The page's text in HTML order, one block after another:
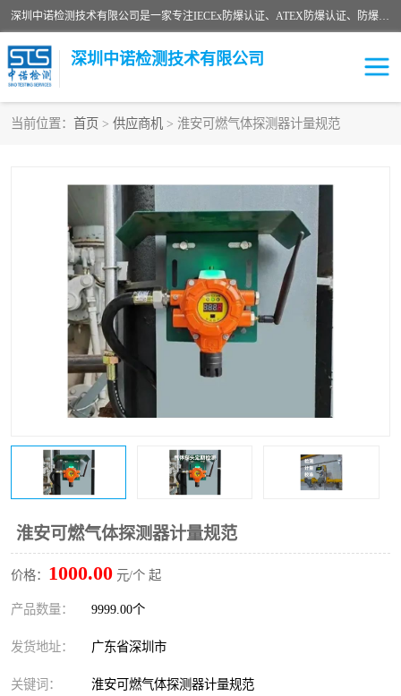
深圳中诺检测技术有限公司是一家专注IECEx防爆认证、ATEX防爆认证、防爆电气检测、防爆合格证、煤安认证等代理机构，可为客户提供从防爆设计、认证、现场检查、工程施工改造、培训等一站式服务。
深圳中诺检测技术有限公司
当前位置： 首页 > 供应商机 > 淮安可燃气体探测器计量规范
淮安可燃气体探测器计量规范
价格： 1000.00 元/个 起
产品数量： 9999.00个
发货地址： 广东省深圳市
关键词： 淮安可燃气体探测器计量规范
防爆工程 煤安矿安
IECEx防爆认证 防爆设计
防爆资质证书 各国防爆认证
防爆培训 SIL认证
防爆电气检测机构 防爆合格证代理机构
防爆认证代理机构 煤安认证机构